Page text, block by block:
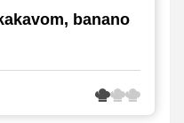
banano